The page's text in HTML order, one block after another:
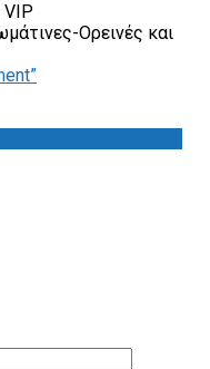
VIP
Ορεινές και